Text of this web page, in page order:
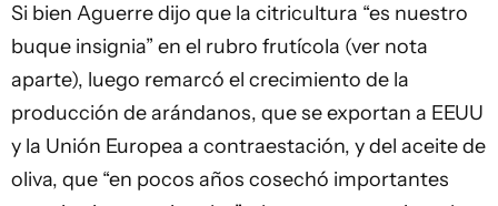
Si bien Aguerre dijo que la citricultura “es nuestro
buque insignia” en el rubro frutícola (ver nota
aparte), luego remarcó el crecimiento de la
producción de arándanos, que se exportan a EEUU
y la Unión Europea a contraestación, y del aceite de
oliva, que “en pocos años cosechó importantes